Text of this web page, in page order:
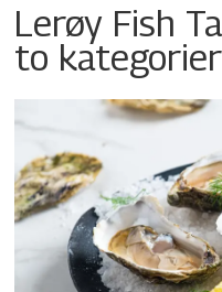
Lerøy Fish
to kategorier